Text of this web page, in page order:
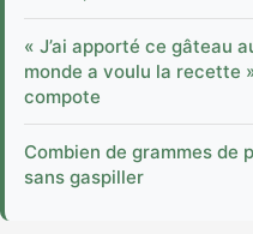
« J’ai apporté ce gâteau
monde a voulu la recette
compote
Combien de grammes de
sans gaspiller